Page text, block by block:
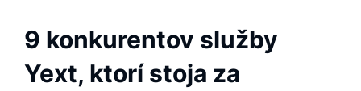
9 konkurentov služby
Yext, ktorí stoja za